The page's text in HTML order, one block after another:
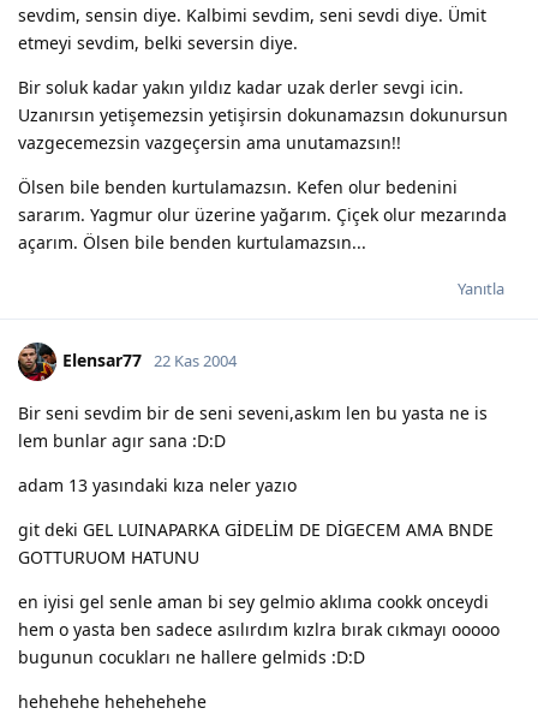
sevdim, sensin diye. Kalbimi sevdim, seni sevdi diye. Ümit
etmeyi sevdim, belki seversin diye.
Bir soluk kadar yakın yıldız kadar uzak derler sevgi icin.
Uzanırsın yetişemezsin yetişirsin dokunamazsın dokunursun
vazgecemezsin vazgeçersin ama unutamazsın!!
Ölsen bile benden kurtulamazsın. Kefen olur bedenini
sararım. Yagmur olur üzerine yağarım. Çiçek olur mezarında
açarım. Ölsen bile benden kurtulamazsın...
Yanıtla
Elensar77 22 Kas 2004
Bir seni sevdim bir de seni seveni,askım len bu yasta ne is
lem bunlar agır sana :D:D
adam 13 yasındaki kıza neler yazıo
git deki GEL LUINAPARKA GİDELİM DE DİGECEM AMA BNDE
GOTTURUOM HATUNU
en iyisi gel senle aman bi sey gelmio aklıma cookk onceydi
hem o yasta ben sadece asılırdım kızlra bırak cıkmayı ooooo
bugunun cocukları ne hallere gelmids :D:D
hehehehe hehehehehe